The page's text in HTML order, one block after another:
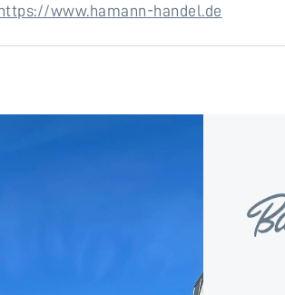
www.hamann-handel.de